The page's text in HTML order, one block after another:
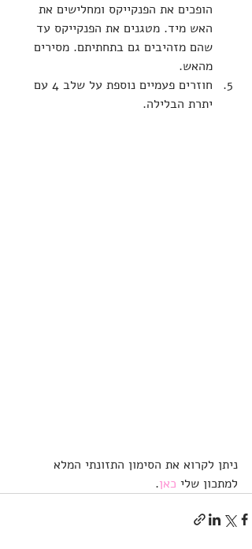
הופכים את הפנקייקס ומחלישים את
האש מיד. מטגנים את הפנקייקס עד
שהם מזהיבים גם בתחתיתם. מסירים
מהאש.
חוזרים פעמיים נוספת על שלב 4 עם
יתרת הבלילה.
ניתן לקרוא את הסימון התזונתי המלא
למתכון שלי כאן.